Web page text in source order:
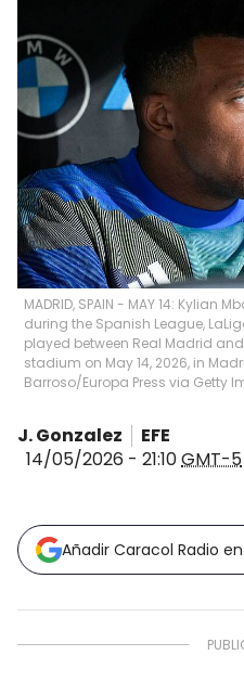
MADRID, SPAIN - MAY 14: Kylian
during the Spanish League,
played between Real Madrid
stadium on May 14, 2026, in
Barroso/Europa Press via Getty
J. Gonzalez
EFE
14/05/2026 - 21:10GMT-5
Añadir Caracol Radio